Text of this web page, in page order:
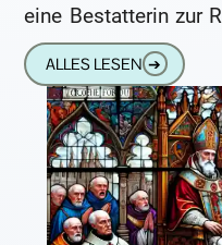
eine Bestatterin zur
allerlei
lohnt
ALLES LESEN ➔